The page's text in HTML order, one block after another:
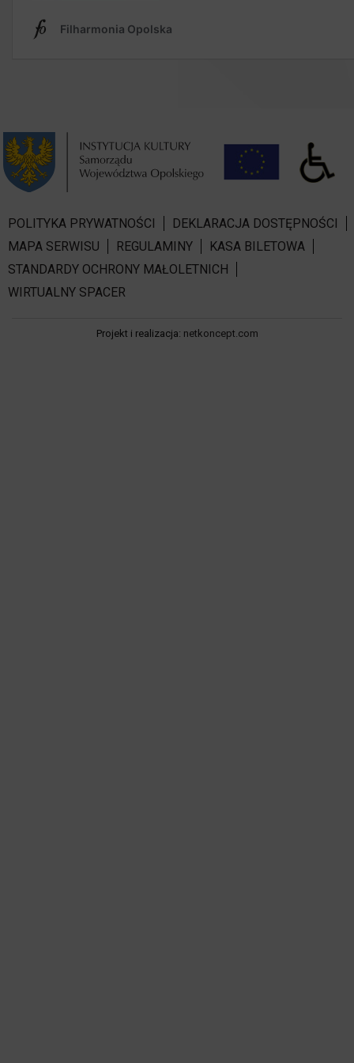
POLITYKA PRYWATNOŚCI
DEKLARACJA DOSTĘPNOŚCI
MAPA SERWISU
REGULAMINY
KASA BILETOWA
STANDARDY OCHRONY MAŁOLETNICH
WIRTUALNY SPACER
Projekt i realizacja: netkoncept.com